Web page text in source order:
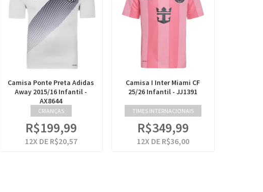
Camisa Ponte Preta Adidas
Away 2015/16 Infantil -
AX8644
CRIANÇAS
R$199,99
12X DE R$20,57
Camisa I Inter Miami CF
25/26 Infantil - JJ1391
TIMES INTERNACIONAIS
R$349,99
12X DE R$36,00